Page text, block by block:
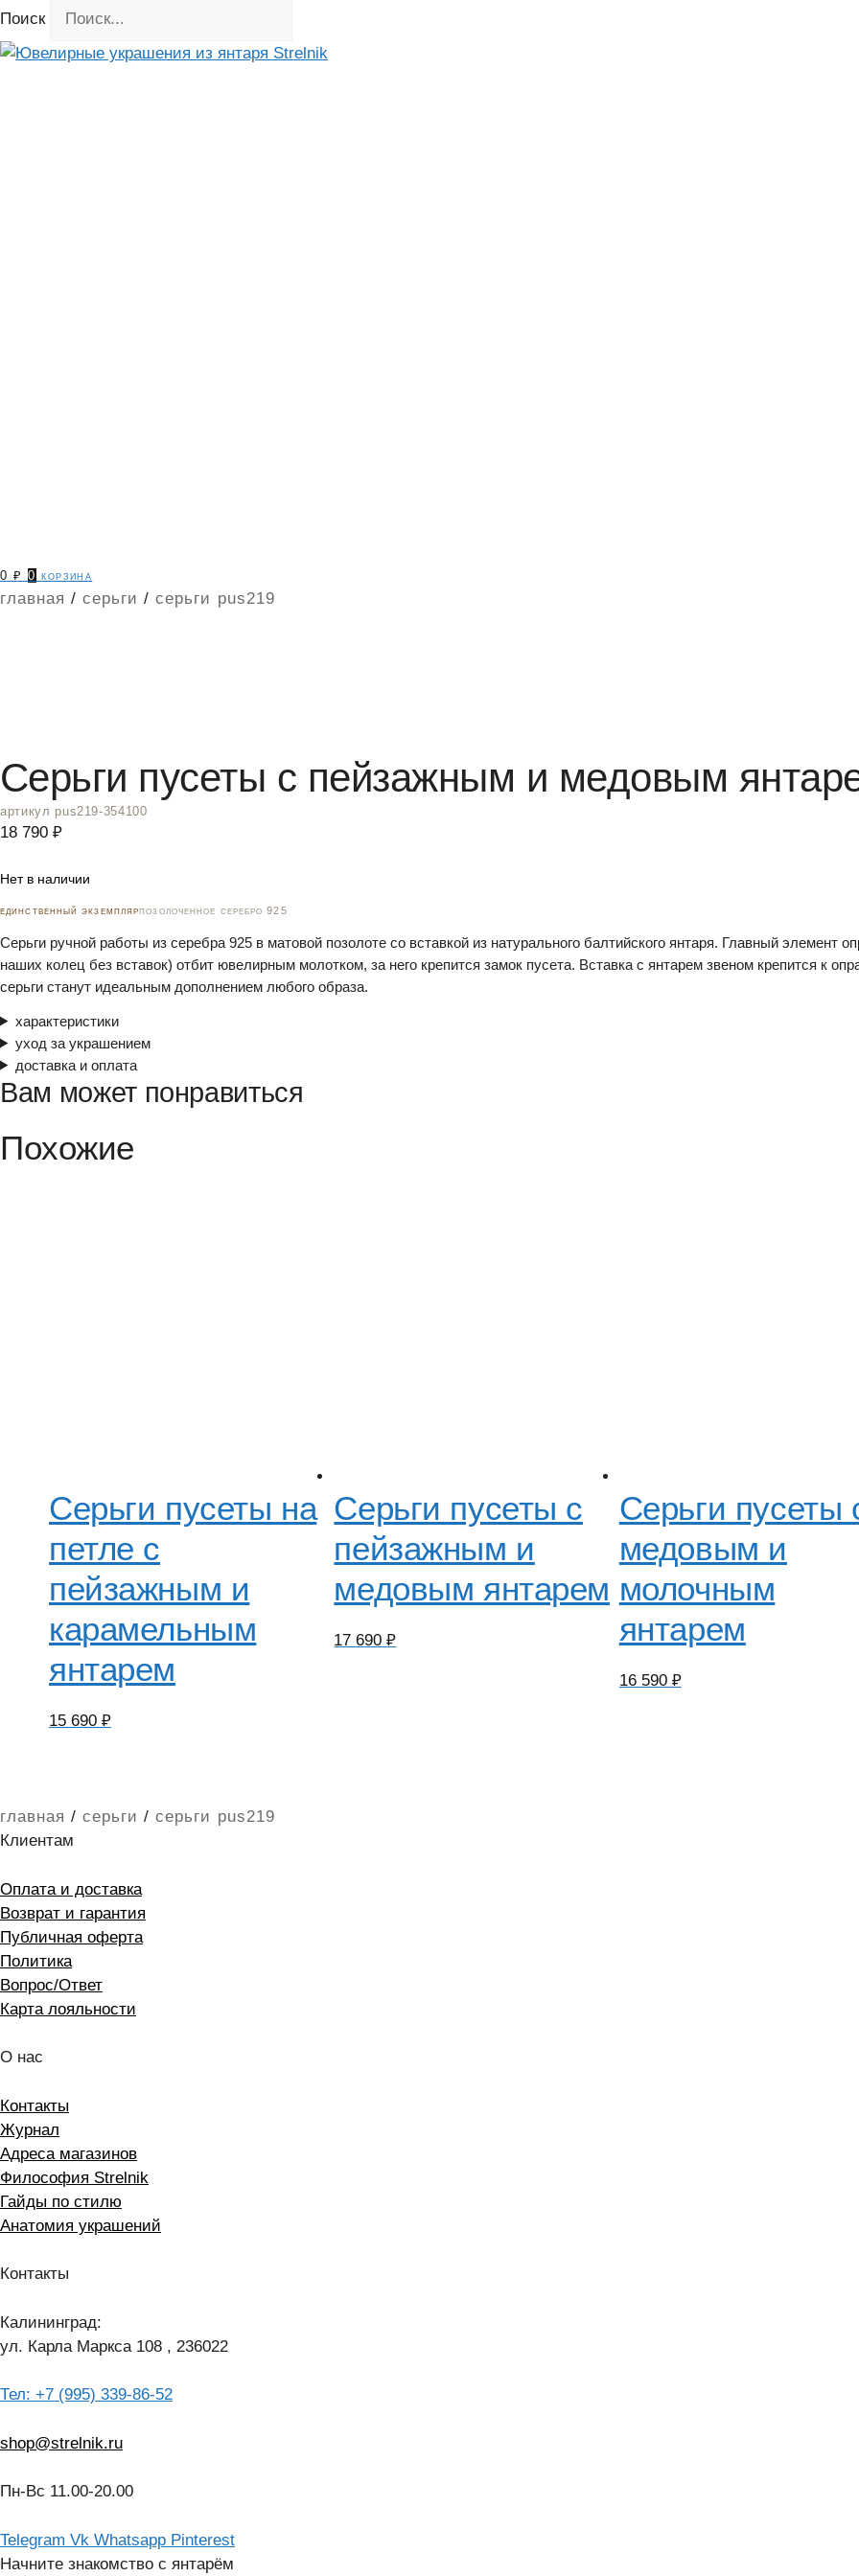
Поиск
0₽ 0 корзина
главная /серьги /серьги pus219
Серьги пусеты с пейзажным и медовым
артикул pus219-354100
18 790 ₽
Нет в наличии
единственный экземплярпозолоченное серебро 925
Серьги ручной работы из серебра 925 в матовой позолоте со вставкой из натурального балтийского янтаря. Главный элемент
наших колец без вставок) отбит ювелирным молотком, за него крепится замок пусета. Вставка с янтарем звеном крепится к
серьги станут идеальным дополнением любого образа.
характеристики
уход за украшением
доставка и оплата
Вам может понравиться
Похожие
Серьги пусеты на
петле с
пейзажным и
карамельным
янтарем
15 690 ₽
Серьги пусеты с
пейзажным и
медовым янтарем
17 690₽
Серьги пусеты
медовым и
молочным
янтарем
16 590 ₽
главная /серьги /серьги pus219
Клиентам
Оплата и доставка
Возврат и гарантия
Публичная оферта
Политика
Вопрос/Ответ
Карта лояльности
О нас
Контакты
Журнал
Адреса магазинов
Философия Strelnik
Гайды по стилю
Анатомия украшений
Контакты
Калининград:
ул. Карла Маркса 108 , 236022
Тел: +7 (995) 339-86-52
shop@strelnik.ru
Пн-Вс 11.00-20.00
Telegram Vk Whatsapp Pinterest
Начните знакомство с янтарём